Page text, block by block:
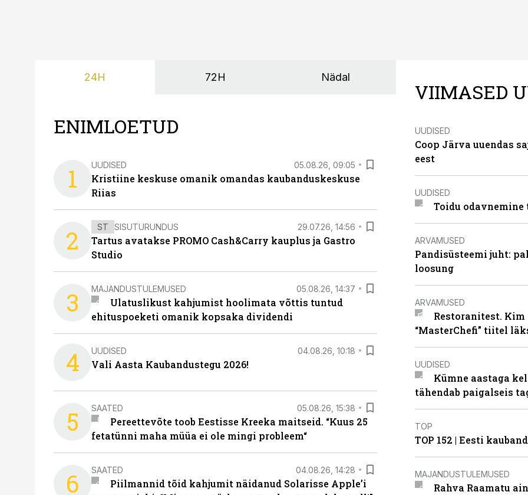
24H 72H Nädal
ENIMLOETUD
1 UUDISED 05.08.26, 09:05
Kristiine keskuse omanik omandas kaubanduskeskuse
Riias
2 ST SISUTURUNDUS 29.07.26, 14:56
Tartus avatakse PROMO Cash&Carry kauplus ja Gastro
Studio
3 MAJANDUSTULEMUSED 05.08.26, 14:37
Ulatuslikust kahjumist hoolimata võttis tuntud
ehituspoeketi omanik kopsaka dividendi
4 UUDISED 04.08.26, 10:18
Vali Aasta Kaubandustegu 2026!
5 SAATED 05.08.26, 15:38
Pereettevõte toob Eestisse Kreeka maitseid. “Kuus 25
fetatünni maha müüa ei ole mingi probleem“
6 SAATED 04.08.26, 14:28
Piilmannid tõid kahjumit näidanud Solarisse Apple’i
VIIMASED
UUDISED
Coop Järva uuendas
eest
UUDISED
Toidu
ARVAMUSED
Pandisüsteemi juht:
loosung
ARVAMUSED
Restoranitest.
“MasterChefi” tiitel
UUDISED
Kümne aastaga
tähendab paigalseis
TOP
TOP 152 | Eesti
MAJANDUSTULEMUSED
Rahva Raamatu